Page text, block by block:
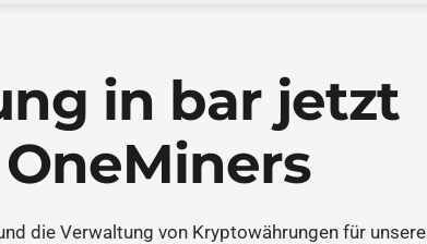
in bar jetzt
die Verwaltung von Kryptowährungen für unsere